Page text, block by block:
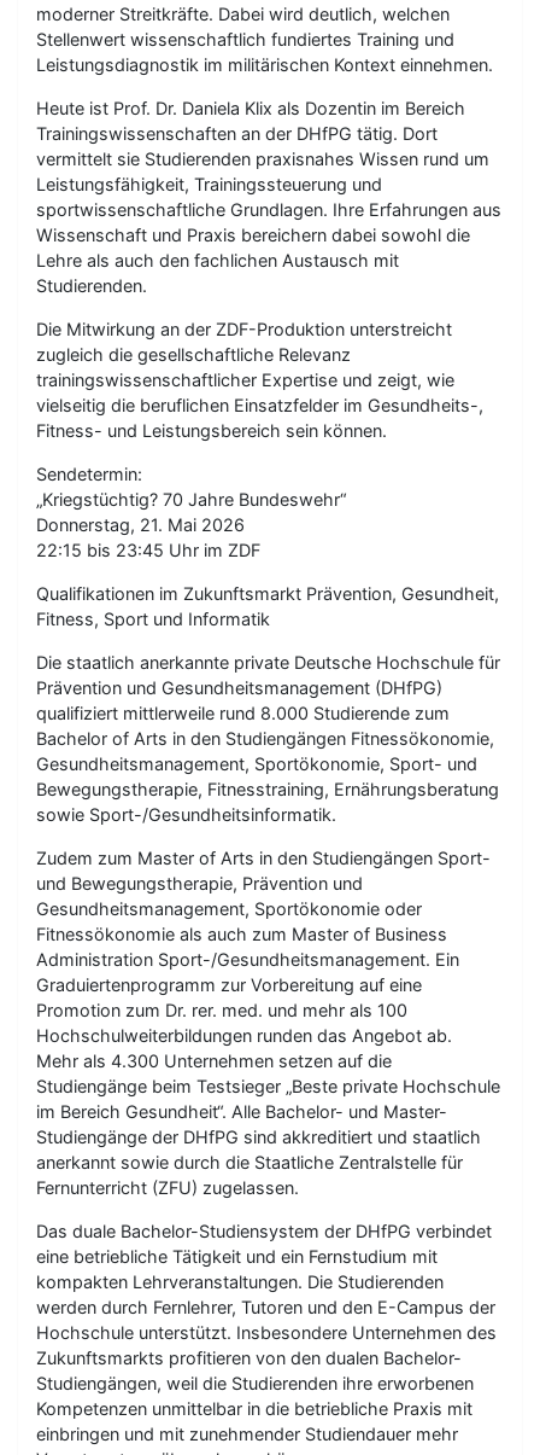
moderner Streitkräfte. Dabei wird deutlich, welchen
Stellenwert wissenschaftlich fundiertes Training und
Leistungsdiagnostik im militärischen Kontext einnehmen.
Heute ist Prof. Dr. Daniela Klix als Dozentin im Bereich
Trainingswissenschaften an der DHfPG tätig. Dort
vermittelt sie Studierenden praxisnahes Wissen rund um
Leistungsfähigkeit, Trainingssteuerung und
sportwissenschaftliche Grundlagen. Ihre Erfahrungen aus
Wissenschaft und Praxis bereichern dabei sowohl die
Lehre als auch den fachlichen Austausch mit
Studierenden.
Die Mitwirkung an der ZDF-Produktion unterstreicht
zugleich die gesellschaftliche Relevanz
trainingswissenschaftlicher Expertise und zeigt, wie
vielseitig die beruflichen Einsatzfelder im Gesundheits-,
Fitness- und Leistungsbereich sein können.
Sendetermin:
„Kriegstüchtig? 70 Jahre Bundeswehr“
Donnerstag, 21. Mai 2026
22:15 bis 23:45 Uhr im ZDF
Qualifikationen im Zukunftsmarkt Prävention, Gesundheit,
Fitness, Sport und Informatik
Die staatlich anerkannte private Deutsche Hochschule für
Prävention und Gesundheitsmanagement (DHfPG)
qualifiziert mittlerweile rund 8.000 Studierende zum
Bachelor of Arts in den Studiengängen Fitnessökonomie,
Gesundheitsmanagement, Sportökonomie, Sport- und
Bewegungstherapie, Fitnesstraining, Ernährungsberatung
sowie Sport-/Gesundheitsinformatik.
Zudem zum Master of Arts in den Studiengängen Sport-
und Bewegungstherapie, Prävention und
Gesundheitsmanagement, Sportökonomie oder
Fitnessökonomie als auch zum Master of Business
Administration Sport-/Gesundheitsmanagement. Ein
Graduiertenprogramm zur Vorbereitung auf eine
Promotion zum Dr. rer. med. und mehr als 100
Hochschulweiterbildungen runden das Angebot ab.
Mehr als 4.300 Unternehmen setzen auf die
Studiengänge beim Testsieger „Beste private Hochschule
im Bereich Gesundheit“. Alle Bachelor- und Master-
Studiengänge der DHfPG sind akkreditiert und staatlich
anerkannt sowie durch die Staatliche Zentralstelle für
Fernunterricht (ZFU) zugelassen.
Das duale Bachelor-Studiensystem der DHfPG verbindet
eine betriebliche Tätigkeit und ein Fernstudium mit
kompakten Lehrveranstaltungen. Die Studierenden
werden durch Fernlehrer, Tutoren und den E-Campus der
Hochschule unterstützt. Insbesondere Unternehmen des
Zukunftsmarkts profitieren von den dualen Bachelor-
Studiengängen, weil die Studierenden ihre erworbenen
Kompetenzen unmittelbar in die betriebliche Praxis mit
einbringen und mit zunehmender Studiendauer mehr